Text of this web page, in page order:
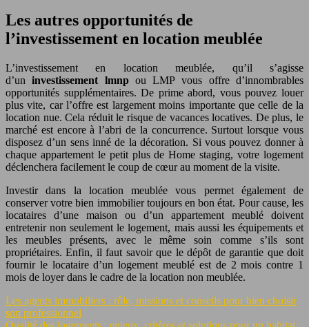
Les autres opportunités de
l’investissement en location meublée
L’investissement en location meublée, qu’il s’agisse
d’uninvestissement lmnp ou LMP vous offre d’innombrables
opportunités supplémentaires. De prime abord, vous pouvez louer
plus vite, car l’offre est largement moins importante que celle de la
location nue. Cela réduit le risque de vacances locatives. De plus, le
marché est encore à l’abri de la concurrence. Surtout lorsque vous
disposez d’un sens inné de la décoration. Si vous pouvez donner à
chaque appartement le petit plus de Home staging, votre logement
déclenchera facilement le coup de cœur au moment de la visite.
Investir dans la location meublée vous permet également de
conserver votre bien immobilier toujours en bon état. Pour cause, les
locataires d’une maison ou d’un appartement meublé doivent
entretenir non seulement le logement, mais aussi les équipements et
les meubles présents, avec le même soin comme s’ils sont
propriétaires. Enfin, il faut savoir que le dépôt de garantie que doit
fournir le locataire d’un logement meublé est de 2 mois contre 1
mois de loyer dans le cadre de la location non meublée.
Les agents immobiliers : rôle, missions et conseils pour bien choisir
son professionnel